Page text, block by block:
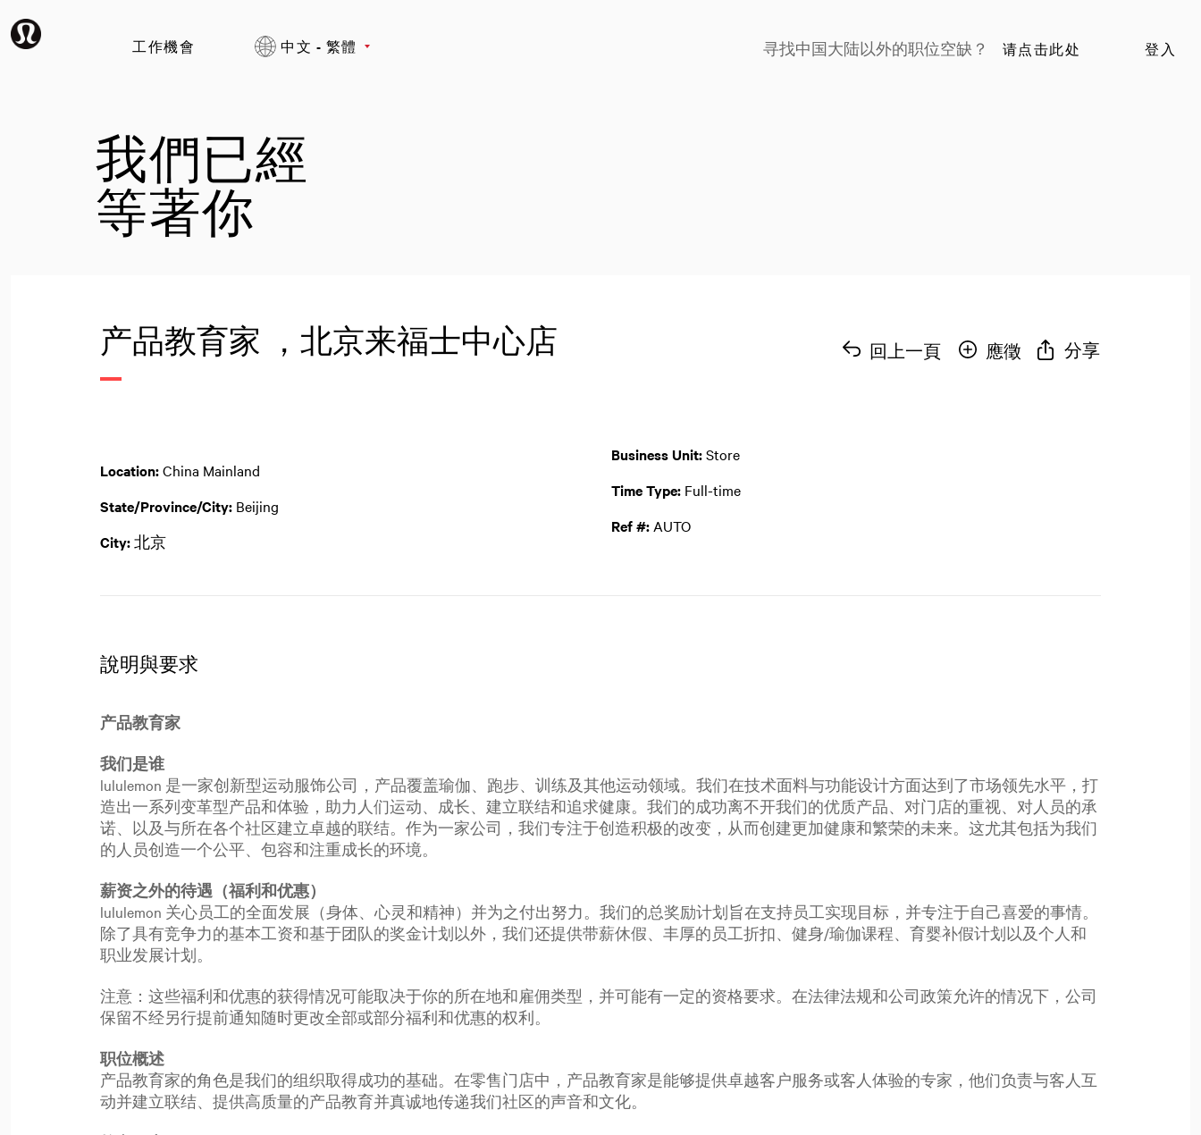
工作機會 登入
中文 - 繁體 寻找中国大陆以外的职位空缺？ 请点击此处
我們已經
等著你
产品教育家 ，北京来福士中心店 回上一頁 應徵 分享
Location:China Mainland
State/Province/City: Beijing
City:北京
Business Unit:Store
Time Type: Full-time
Ref #: AUTO
說明與要求
产品教育家
我们是谁
lululemon 是一家创新型运动服饰公司，产品覆盖瑜伽、跑步、训练及其他运动领域。我们在技术面料与功能设计方面达到了市场领先水平，打
造出一系列变革型产品和体验，助力人们运动、成长、建立联结和追求健康。我们的成功离不开我们的优质产品、对门店的重视、对人员的承
诺、以及与所在各个社区建立卓越的联结。作为一家公司，我们专注于创造积极的改变，从而创建更加健康和繁荣的未来。这尤其包括为我们
的人员创造一个公平、包容和注重成长的环境。
薪资之外的待遇（福利和优惠）
lululemon 关心员工的全面发展（身体、心灵和精神）并为之付出努力。我们的总奖励计划旨在支持员工实现目标，并专注于自己喜爱的事情。
除了具有竞争力的基本工资和基于团队的奖金计划以外，我们还提供带薪休假、丰厚的员工折扣、健身/瑜伽课程、育婴补假计划以及个人和
职业发展计划。
注意：这些福利和优惠的获得情况可能取决于你的所在地和雇佣类型，并可能有一定的资格要求。在法律法规和公司政策允许的情况下，公司
保留不经另行提前通知随时更改全部或部分福利和优惠的权利。
职位概述
产品教育家的角色是我们的组织取得成功的基础。在零售门店中，产品教育家是能够提供卓越客户服务或客人体验的专家，他们负责与客人互
动并建立联结、提供高质量的产品教育并真诚地传递我们社区的声音和文化。